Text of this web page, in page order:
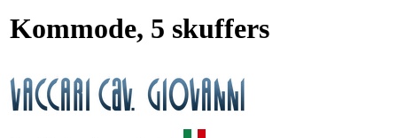
Kommode, 5 skuffers